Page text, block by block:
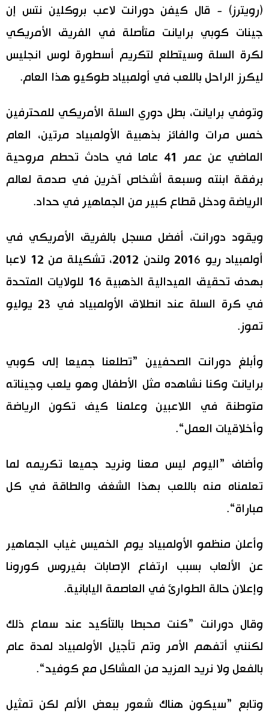
لايف ستايل
طوكيو
(رويترز) - قال كيفن دورانت لاعب بروكلين نتس إن
جينات كوبي برايانت متأصلة في الفريق الأمريكي
لكرة السلة وسيتطلع لتكريم أسطورة لوس انجليس
ليكرز الراحل باللعب في أولمبياد طوكيو هذا العام.
وتوفي برايانت، بطل دوري السلة الأمريكي للمحترفين
خمس مرات والفائز بذهبية الأولمبياد مرتين، العام
الماضي عن عمر 41 عاما في حادث تحطم مروحية
برفقة ابنته وسبعة أشخاص آخرين في صدمة لعالم
الرياضة ودخل قطاع كبير من الجماهير في حداد.
ويقود دورانت، أفضل مسجل بالفريق الأمريكي في
أولمبياد ريو 2016 ولندن 2012، تشكيلة من 12 لاعبا
بهدف تحقيق الميدالية الذهبية 16 للولايات المتحدة
في كرة السلة عند انطلاق الأولمبياد في 23 يوليو
تموز.
وأبلغ دورانت الصحفيين ”تطلعنا جميعا إلى كوبي
برايانت وكنا نشاهده مثل الأطفال وهو يلعب وجيناته
متوطنة في اللاعبين وعلمنا كيف تكون الرياضة
وأخلاقيات العمل“.
وأضاف ”اليوم ليس معنا ونريد جميعا تكريمه لما
تعلمناه منه باللعب بهذا الشغف والطاقة في كل
مباراة“.
وأعلن منظمو الأولمبياد يوم الخميس غياب الجماهير
عن الألعاب بسبب ارتفاع الإصابات بفيروس كورونا
وإعلان حالة الطوارئ في العاصمة اليابانية.
وقال دورانت ”كنت محبطا بالتأكيد عند سماع ذلك
لكنني أتفهم الأمر وتم تأجيل الأولمبياد لمدة عام
بالفعل ولا نريد المزيد من المشاكل مع كوفيد“.
وتابع ”سيكون هناك شعور ببعض الألم لكن تمثيل